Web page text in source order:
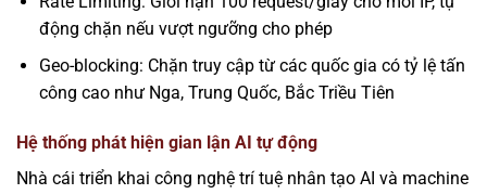
động chặn nếu vượt ngưỡng cho phép
Geo-blocking: Chặn truy cập từ các quốc gia có tỷ lệ tấn
công cao như Nga, Trung Quốc, Bắc Triều Tiên
Hệ thống phát hiện gian lận AI tự động
Nhà cái triển khai công nghệ trí tuệ nhân tạo AI và machine